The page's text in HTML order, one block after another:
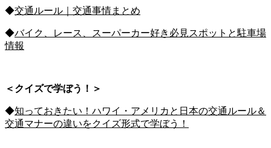
◆交通ルール｜交通事情まとめ
◆バイク、レース、スーパーカー好き必見スポットと駐車場
情報
＜クイズで学ぼう！＞
◆知っておきたい！ハワイ・アメリカと日本の交通ルール＆
交通マナーの違いをクイズ形式で学ぼう！